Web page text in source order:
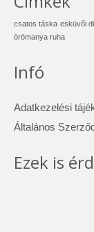
csatos táska esküvői
örömanya ruha
Infó
Adatkezelési
Általános
Ezek is